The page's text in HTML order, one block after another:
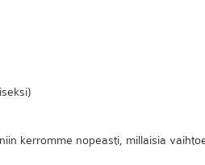
niin kerromme nopeasti, millaisia